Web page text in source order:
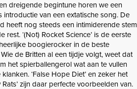
dreigende begintune horen we een
introductie van een extatische song. De
heeft nog steeds een intimiderende stem
rest. ‘(Not) Rocket Science’ is de eerste
boogierocker in de beste
de Britten al een tijdje volgt, weet dat
het spierballengerol wat aan te vullen
‘False Hope Diet’ en zeker het
Rats’ zijn daar perfecte voorbeelden van.